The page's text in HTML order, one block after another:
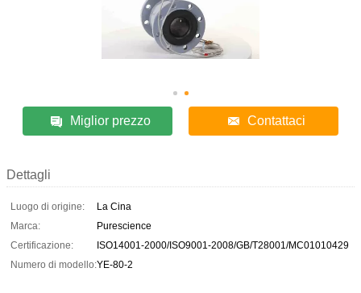
Miglior prezzo Contattaci
Dettagli
Luogo di origine:
La Cina
Marca:
Purescience
Certificazione:
ISO14001-2000/ISO9001-2008/GB/T28001/MC01010429
Numero di modello:YE-80-2